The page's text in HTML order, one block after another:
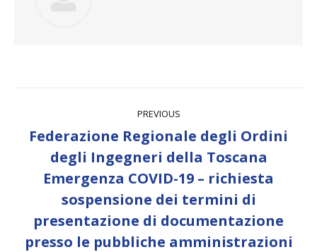
navigation
PREVIOUS
Previous
post:
Federazione Regionale degli Ordini
degli Ingegneri della Toscana
Emergenza COVID-19 – richiesta
sospensione dei termini di
presentazione di documentazione
presso le pubbliche amministrazioni